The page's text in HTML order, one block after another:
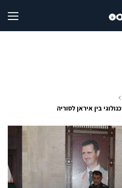
בין איראן לסוריה